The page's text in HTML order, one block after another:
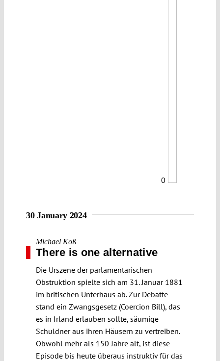
0
30 January 2024
Michael Koß
There is one alternative
Die Urszene der parlamentarischen
Obstruktion spielte sich am 31. Januar 1881
im britischen Unterhaus ab. Zur Debatte
stand ein Zwangsgesetz (Coercion Bill), das
es in Irland erlauben sollte, säumige
Schuldner aus ihren Häusern zu vertreiben.
Obwohl mehr als 150 Jahre alt, ist diese
Episode bis heute überaus instruktiv für das